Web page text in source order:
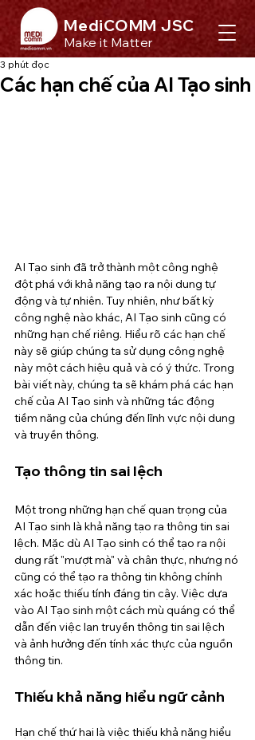
MediCOMM JSC
Make it Matter
Các hạn chế của AI Tạo sinh
3 phút đọc
AI Tạo sinh đã trở thành một công nghệ
đột phá với khả năng tạo ra nội dung tự
động và tự nhiên. Tuy nhiên, như bất kỳ
công nghệ nào khác, AI Tạo sinh cũng có
những hạn chế riêng. Hiểu rõ các hạn chế
này sẽ giúp chúng ta sử dụng công nghệ
này một cách hiệu quả và có ý thức. Trong
bài viết này, chúng ta sẽ khám phá các hạn
chế của AI Tạo sinh và những tác động
tiềm năng của chúng đến lĩnh vực nội dung
và truyền thông.
Tạo thông tin sai lệch
Một trong những hạn chế quan trọng của
AI Tạo sinh là khả năng tạo ra thông tin sai
lệch. Mặc dù AI Tạo sinh có thể tạo ra nội
dung rất "mượt mà" và chân thực, nhưng nó
cũng có thể tạo ra thông tin không chính
xác hoặc thiếu tính đáng tin cậy. Việc dựa
vào AI Tạo sinh một cách mù quáng có thể
dẫn đến việc lan truyền thông tin sai lệch
và ảnh hưởng đến tính xác thực của nguồn
thông tin.
Thiếu khả năng hiểu ngữ cảnh
Hạn chế thứ hai là việc thiếu khả năng hiểu